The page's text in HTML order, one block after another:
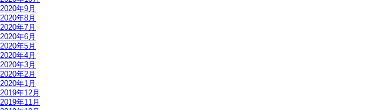
2020年9月
2020年8月
2020年7月
2020年6月
2020年5月
2020年4月
2020年3月
2020年2月
2020年1月
2019年12月
2019年11月